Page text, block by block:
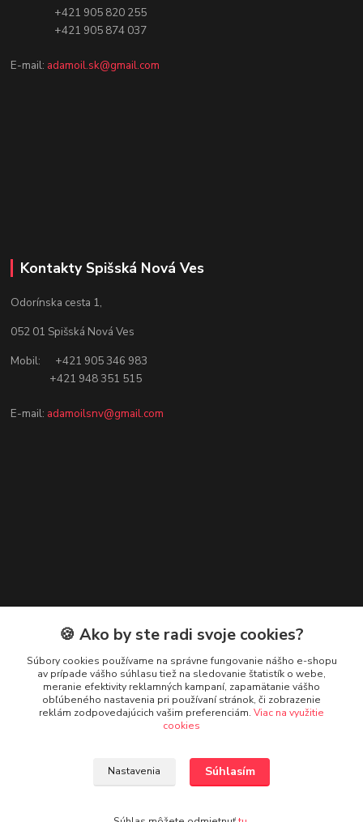
+421 905 820 255
+421 905 874 037
E-mail: adamoil.sk@gmail.com
Kontakty Spišská Nová Ves
Odorínska cesta 1,
052 01 Spišská Nová Ves
Mobil: +421 905 346 983
+421 948 351 515
E-mail: adamoilsnv@gmail.com
+421 56 644 12 99
(Po-Pia, 7:30-16 hod.)
adamoil.sk@gmail.com
🍪 Ako by ste radi svoje cookies?
Súbory cookies používame na správne fungovanie nášho e-shopu
av prípade vášho súhlasu tiež na sledovanie štatistík o webe,
meranie efektivity reklamných kampaní, zapamätanie vášho
obľúbeného nastavenia pri používaní stránok, či zobrazenie
reklám zodpovedajúcich vašim preferenciám. Viac na využitie
cookies
Nastavenia Súhlasím